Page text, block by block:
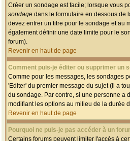
Créer un sondage est facile; lorsque vous
sondage dans le formulaire en dessous de
devez entrer un titre pour le sondage et au
également définir une date limite pour le
forum).
Revenir en haut de page
Comment puis-je éditer ou supprimer un
Comme pour les messages, les sondages
'Editer' du premier message du sujet (il a
du sondage. Par contre, si une personne a
modifiant les options au milieu de la durée
Revenir en haut de page
Pourquoi ne puis-je pas accéder à un
Certains forums peuvent limiter l'accès à